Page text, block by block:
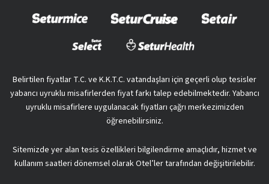
Belirtilen fiyatlar T.C. ve K.K.T.C. vatandaşları için geçerli olup tesisler
yabancı uyruklu misafirlerden fiyat farkı talep edebilmektedir. Yabancı
uyruklu misafirlere uygulanacak fiyatları çağrı merkezimizden
öğrenebilirsiniz.
Sitemizde yer alan tesis özellikleri bilgilendirme amaçlıdır, hizmet ve
kullanım saatleri dönemsel olarak Otel’ler tarafından değişitirilebilir.